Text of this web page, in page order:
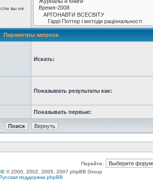
вы не
Параметры запроса
Искать:
Показывать результаты как:
Показывать первые:
Перейти:
© 2000, 2002, 2005, 2007 phpBB Group
поддержка phpBB